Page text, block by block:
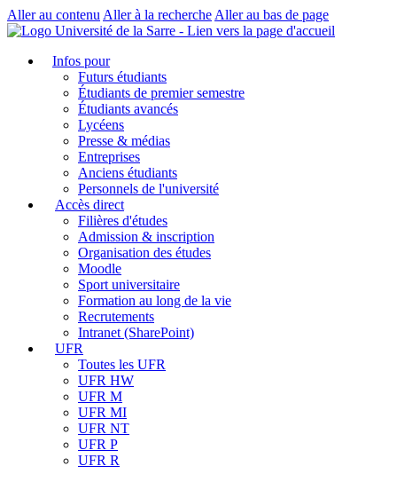
Aller au contenu Aller à la recherche Aller au bas de page
Infos pour
Futurs étudiants
Étudiants de premier semestre
Étudiants avancés
Lycéens
Presse & médias
Entreprises
Anciens étudiants
Personnels de l'université
Accès direct
Filières d'études
Admission & inscription
Organisation des études
Moodle
Sport universitaire
Formation au long de la vie
Recrutements
Intranet (SharePoint)
UFR
Toutes les UFR
UFR HW
UFR M
UFR MI
UFR NT
UFR P
UFR R